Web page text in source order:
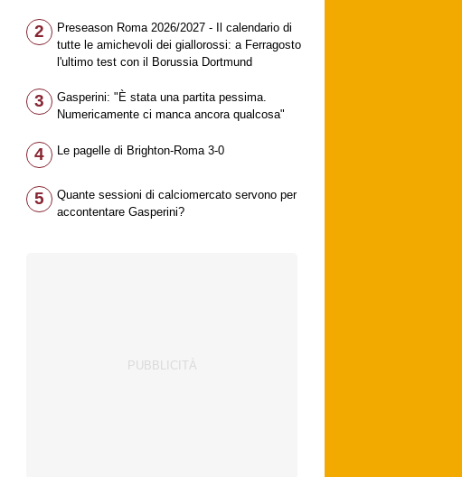
2
Preseason Roma 2026/2027 - Il calendario di
tutte le amichevoli dei giallorossi: a Ferragosto
l'ultimo test con il Borussia Dortmund
3
Gasperini: "È stata una partita pessima.
Numericamente ci manca ancora qualcosa"
4 Le pagelle di Brighton-Roma 3-0
5
Quante sessioni di calciomercato servono per
accontentare Gasperini?